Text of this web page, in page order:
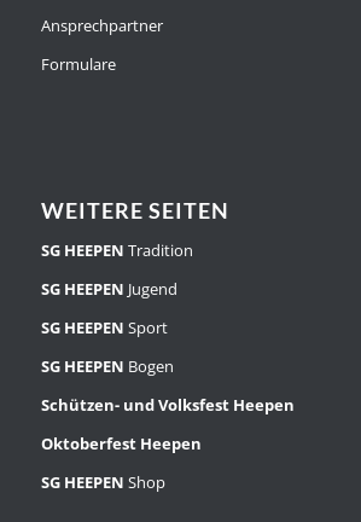
Ansprechpartner
Formulare
WEITERE SEITEN
SG HEEPEN Tradition
SG HEEPEN Jugend
SG HEEPEN Sport
SG HEEPEN Bogen
Schützen- und Volksfest Heepen
Oktoberfest Heepen
SG HEEPEN Shop